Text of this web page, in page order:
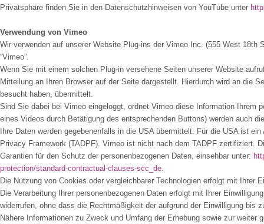
Privatsphäre finden Sie in den Datenschutzhinweisen von YouTube unter
Verwendung von Vimeo
Wir verwenden auf unserer Website Plug-ins der Vimeo Inc. (555 West 18th
“Vimeo”.
Wenn Sie mit einem solchen Plug-in versehene Seiten unserer Website
Mitteilung an Ihren Browser auf der Seite dargestellt. Hierdurch wird an die
besucht haben, übermittelt.
Sind Sie dabei bei Vimeo eingeloggt, ordnet Vimeo diese Information
eines Videos durch Betätigung des entsprechenden Buttons) werden auch
Ihre Daten werden gegebenenfalls in die USA übermittelt. Für die USA ist
Privacy Framework (TADPF). Vimeo ist nicht nach dem TADPF zertifiziert.
Garantien für den Schutz der personenbezogenen Daten, einsehbar unter:
protection/standard-contractual-clauses-scc_de.
Die Nutzung von Cookies oder vergleichbarer Technologien erfolgt mit
Die Verarbeitung Ihrer personenbezogenen Daten erfolgt mit Ihrer
widerrufen, ohne dass die Rechtmäßigkeit der aufgrund der Einwilligung bis
Nähere Informationen zu Zweck und Umfang der Erhebung sowie zur